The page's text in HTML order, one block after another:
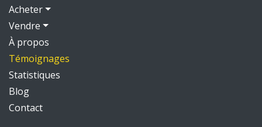
Acheter
Vendre
À propos
Témoignages
Statistiques
Blog
Contact